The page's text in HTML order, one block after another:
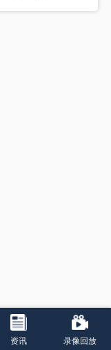
资讯 录像回放